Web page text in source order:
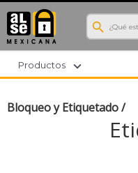
search
Productos expand_more
Bloqueo y Etiquetado/